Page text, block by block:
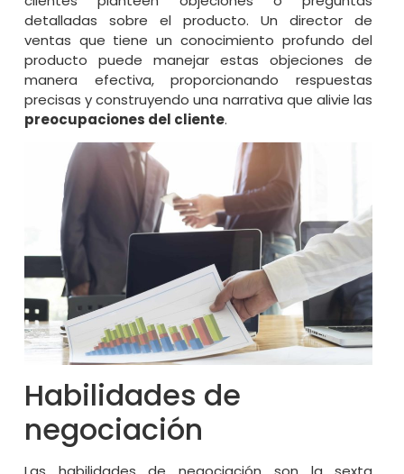
detalladas sobre el producto. Un director de
ventas que tiene un conocimiento profundo del
producto puede manejar estas objeciones de
manera efectiva, proporcionando respuestas
precisas y construyendo una narrativa que alivie las
preocupaciones del cliente.
Habilidades de
negociación